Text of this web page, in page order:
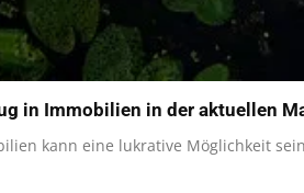
in Immobilien in der aktuellen
kann eine lukrative Möglichkeit